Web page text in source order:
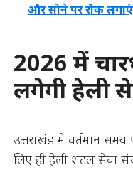
और सोने पर रोक
2026 में
लगेगी हेली
उत्तराखंड मे वर्तमान समय
लिए ही हेली शटल सेवा